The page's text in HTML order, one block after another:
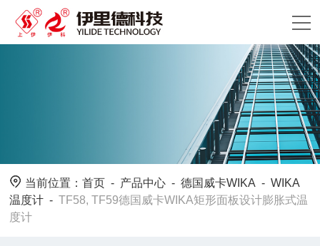
当前位置：首页 - 产品中心 -德国威卡WIKA -WIKA
温度计 -TF58, TF59德国威卡WIKA矩形面板设计膨胀式温
度计